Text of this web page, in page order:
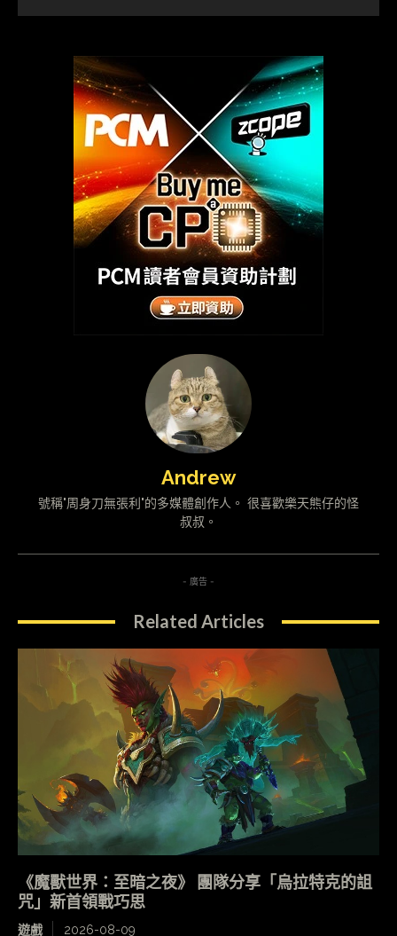
Andrew
號稱"周身刀無張利"的多媒體創作人。 很喜歡樂天熊仔的怪
叔叔。
- 廣告 -
Related Articles
《魔獸世界：至暗之夜》 團隊分享「烏拉特克的詛
咒」新首領戰巧思
遊戲 2026-08-09